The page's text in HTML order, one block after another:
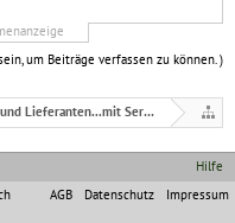
um Beiträge verfassen zu können. )
Lieferanten...mit Serviceproblemen
Hilfe
AGB
Datenschutz Impressum